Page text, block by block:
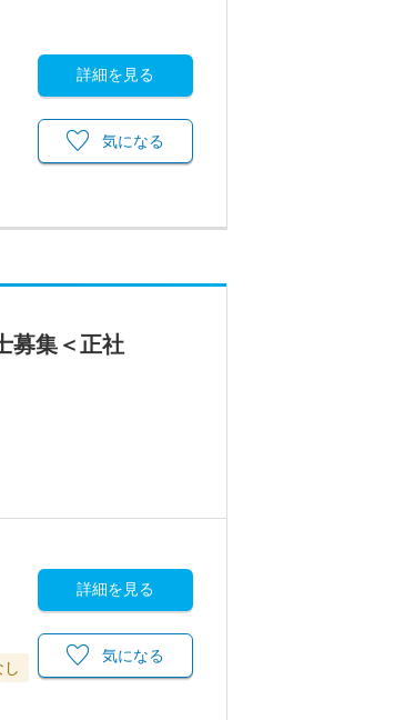
詳細を見る
気になる
募集＜正社
詳細を見る
気になる